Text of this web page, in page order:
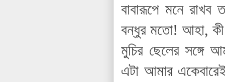
বাবারূপে মনে রাখব
বন্ধুর মতো! আহা,
মুচির ছেলের সঙ্গে
এটা আমার